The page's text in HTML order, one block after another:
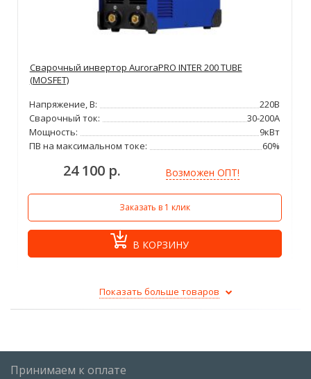
Сварочный инвертор AuroraPRO INTER 200 TUBE
(MOSFET)
Напряжение, В:
220В
Сварочный ток:
30-200А
Мощность:
9кВт
ПВ на максимальном токе:
60%
24 100 р. Возможен ОПТ!
Заказать в 1 клик
В КОРЗИНУ
Показать больше товаров
Принимаем к оплате